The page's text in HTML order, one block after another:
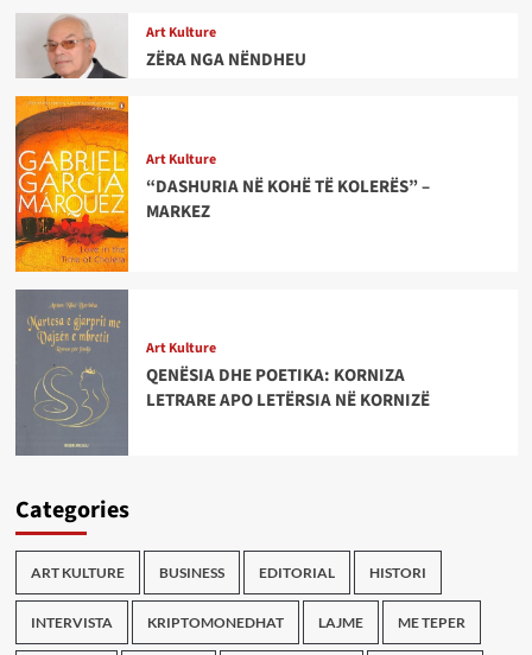
Art Kulture
ZËRA NGA NËNDHEU
Art Kulture
“DASHURIA NË KOHË TË KOLERËS” –
MARKEZ
Art Kulture
QENËSIA DHE POETIKA: KORNIZA
LETRARE APO LETËRSIA NË KORNIZË
Categories
ART KULTURE BUSINESS EDITORIAL HISTORI
INTERVISTA KRIPTOMONEDHAT LAJME ME TEPER